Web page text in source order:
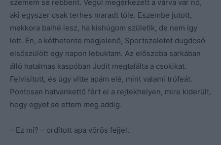
szemem se rebbent. Végül megérkezett a várva vár nő,
aki egyszer csak terhes maradt tőle. Eszembe jutott,
mekkora balhé lesz, ha kishúgom születik, de nem így
lett. Én, a kéthetente megjelenő, Sportszeletet dugdosó
elsőszülött egy napon lebuktam. Az előszoba sarkában
álló hatalmas kaspóban Judit megtalálta a csokikat.
Felvisított, és úgy vitte apám elé, mint valami trófeát.
Pontosan hatvankettő fért el a rejtekhelyen, mire kiderült,
hogy egyet se ettem meg addig.
– Ez mi? – ordított apa vörös fejjel.